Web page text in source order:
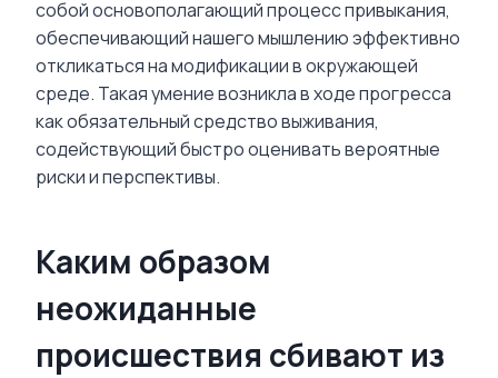
собой основополагающий процесс привыкания,
обеспечивающий нашего мышлению эффективно
откликаться на модификации в окружающей
среде. Такая умение возникла в ходе прогресса
как обязательный средство выживания,
содействующий быстро оценивать вероятные
риски и перспективы.
Каким образом
неожиданные
происшествия сбивают из